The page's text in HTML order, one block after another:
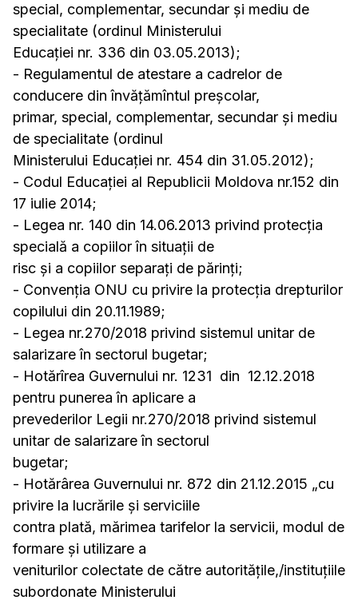
special, complementar, secundar și mediu de
specialitate (ordinul Ministerului
Educației nr. 336 din 03.05.2013);
- Regulamentul de atestare a cadrelor de
conducere din învăţămîntul preşcolar,
primar, special, complementar, secundar şi mediu
de specialitate (ordinul
Ministerului Educației nr. 454 din 31.05.2012);
- Codul Educației al Republicii Moldova nr.152 din
17 iulie 2014;
- Legea nr. 140 din 14.06.2013 privind protecția
specială a copiilor în situații de
risc și a copiilor separați de părinți;
- Convenţia ONU cu privire la protecția drepturilor
copilului din 20.11.1989;
- Legea nr.270/2018 privind sistemul unitar de
salarizare în sectorul bugetar;
- Hotărîrea Guvernului nr. 1231 din 12.12.2018
pentru punerea în aplicare a
prevederilor Legii nr.270/2018 privind sistemul
unitar de salarizare în sectorul
bugetar;
- Hotărârea Guvernului nr. 872 din 21.12.2015 „cu
privire la lucrările și serviciile
contra plată, mărimea tarifelor la servicii, modul de
formare și utilizare a
veniturilor colectate de către autorităţile,/instituţiile
subordonate Ministerului